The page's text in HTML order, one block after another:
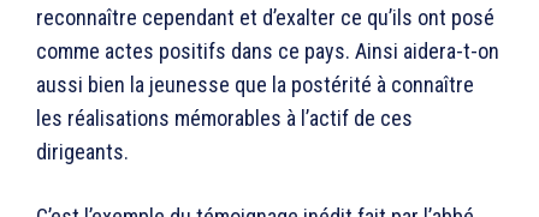
reconnaître cependant et d’exalter ce qu’ils ont posé
comme actes positifs dans ce pays. Ainsi aidera-t-on
aussi bien la jeunesse que la postérité à connaître
les réalisations mémorables à l’actif de ces
dirigeants.